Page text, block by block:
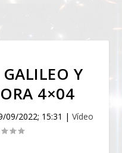
Y
4×04
09/2022; 15:31 | Vídeo